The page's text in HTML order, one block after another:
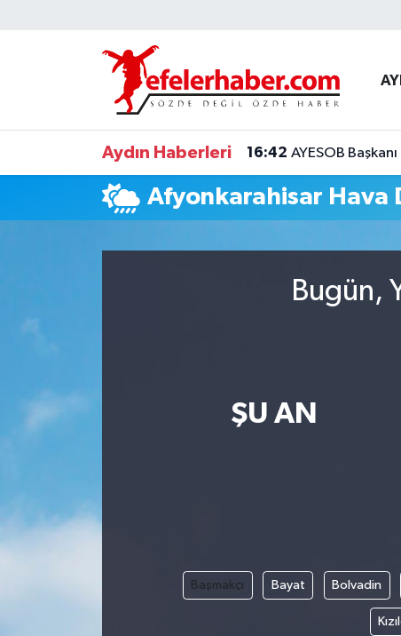
Aydın Haberleri 16:42 AYESOB
Afyonkarahisar Hava
Bugün,
ŞU AN
Başmakçı Bayat Bolvadin
Nöbetçi Eczaneler
Hava Durumu
Aydin Namaz Vakitleri
Trafik Durumu
Süper Lig Puan Durumu ve Fikstür